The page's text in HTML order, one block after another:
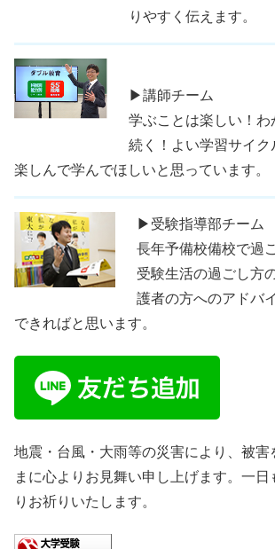
りやすく伝えます。
▶講師チーム
学ぶことは楽しい！
続く！よい学習サイク
楽しんで学んでほしいと思っています。
▶受験指導部チーム
長年予備校備校で過
受験生活の過ごし方
護者の方へのアドバ
できればと思います。
地震・台風・大雨等の災害により、被害
まに心よりお見舞い申し上げます。一日
りお祈りいたします。